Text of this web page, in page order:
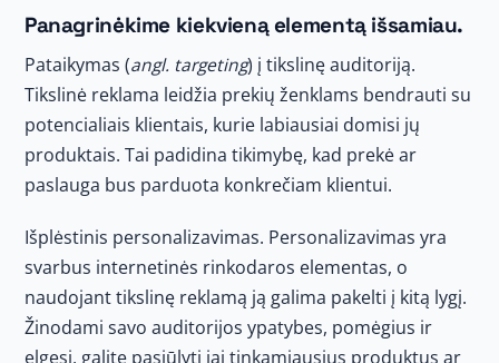
Panagrinėkime kiekvieną elementą išsamiau.
Pataikymas (angl. targeting) į tikslinę auditoriją.
Tikslinė reklama leidžia prekių ženklams bendrauti su
potencialiais klientais, kurie labiausiai domisi jų
produktais. Tai padidina tikimybę, kad prekė ar
paslauga bus parduota konkrečiam klientui.
Išplėstinis personalizavimas. Personalizavimas yra
svarbus internetinės rinkodaros elementas, o
naudojant tikslinę reklamą ją galima pakelti į kitą lygį.
Žinodami savo auditorijos ypatybes, pomėgius ir
elgesį, galite pasiūlyti jai tinkamiausius produktus ar